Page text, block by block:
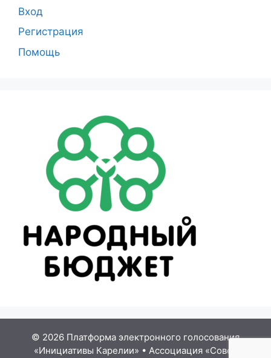
Вход
Регистрация
Помощь
© 2026 Платформа электронного голосования
«Инициативы Карелии» • Ассоциация «Совет